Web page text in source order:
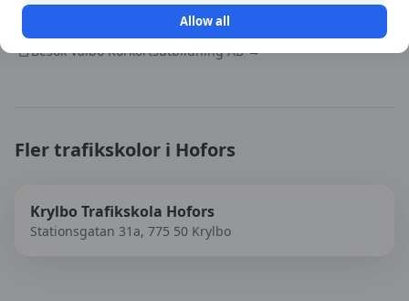
BesökValbo Körkortsutbildning AB→
Fler trafikskolor i Hofors
Krylbo Trafikskola Hofors
Stationsgatan 31a, 775 50 Krylbo
Allow all